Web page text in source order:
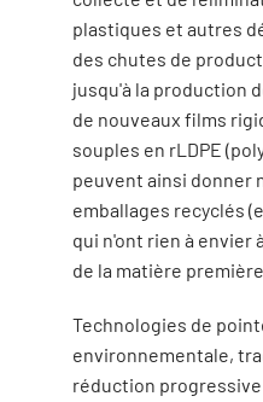
plastiques et autres
des chutes de
jusqu'à la production
de nouveaux films
souples en rLDPE
peuvent ainsi donner
emballages recyclés
qui n'ont rien à envier
de la matière
Technologies de
environnementale,
réduction